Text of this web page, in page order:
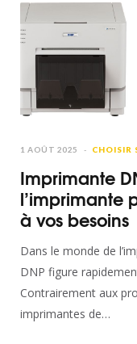
Imprimante
photo qui
1 AOÛT 2025 CHOISIR
Imprimante
l’imprimante
à vos besoins
Dans le monde de l’impression, le choix d’une imprimante
DNP figure
Contrairement aux
imprimantes de…